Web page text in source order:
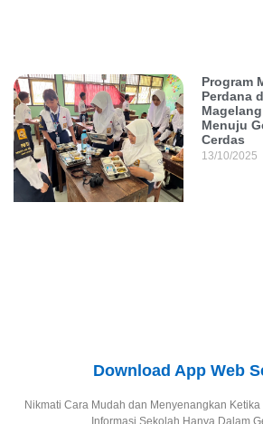
Program
Perdana
Menuju
Cerdas
13/10/2025
Download App Web
Nikmati Cara Mudah dan Menyenangkan
Informasi Sekolah Hanya Dalam